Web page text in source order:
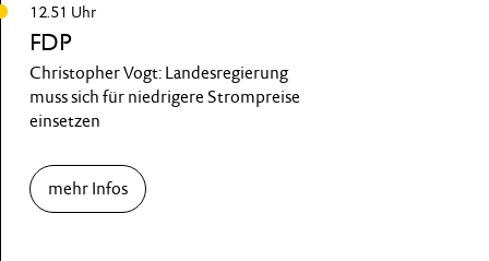
12.51 Uhr
FDP
Christopher Vogt: Landesregierung
muss sich für niedrigere Strompreise
einsetzen
mehr Infos